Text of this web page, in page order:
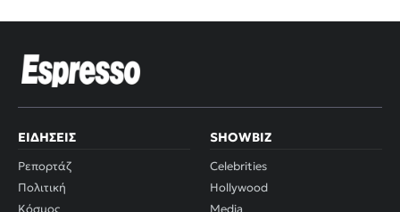
ΕΙΔΉΣΕΙΣ
Ρεπορτάζ
Πολιτική
Κόσμος
SHOWBIZ
Celebrities
Hollywood
Media